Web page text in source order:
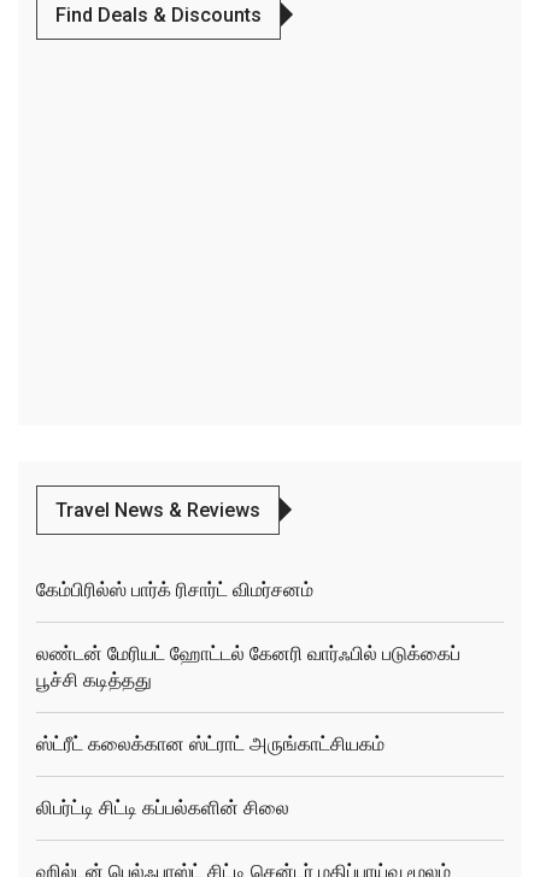
Find Deals & Discounts
Travel News & Reviews
கேம்பிரில்ஸ் பார்க் ரிசார்ட் விமர்சனம்
லண்டன் மேரியட் ஹோட்டல் கேனரி வார்ஃபில் படுக்கைப்
பூச்சி கடித்தது
ஸ்ட்ரீட் கலைக்கான ஸ்ட்ராட் அருங்காட்சியகம்
லிபர்ட்டி சிட்டி கப்பல்களின் சிலை
ஹில்டன் பெல்ஃபாஸ்ட் சிட்டி சென்டர் மதிப்பாய்வு மூலம்